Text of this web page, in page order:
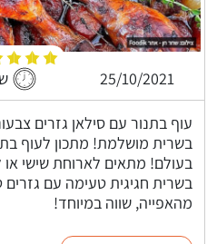
25/10/2021
עוף בתנור עם סילאן גזרים
בשרית מושלמת! מתכון לעוף
בעולם! מתאים לארוחת שישי
בשרית חגיגית טעימה עם
מהאפייה, שווה במיוחד!